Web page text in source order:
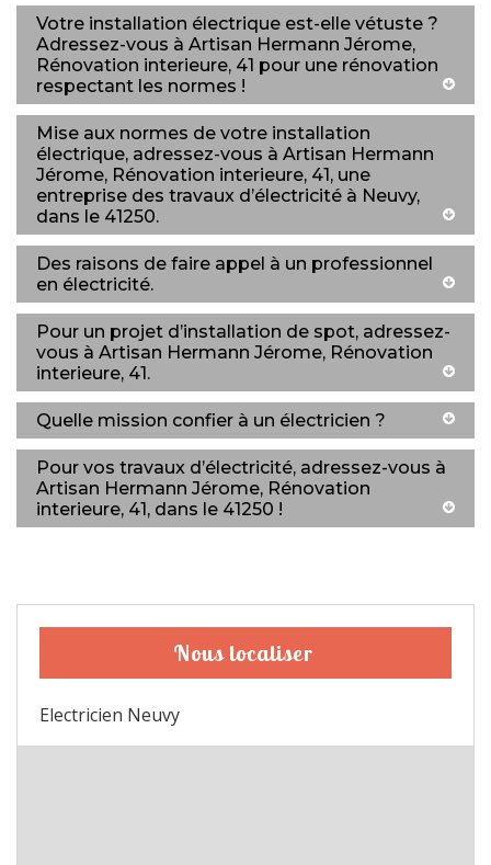
Votre installation électrique est-elle vétuste ?
Adressez-vous à Artisan Hermann Jérome,
Rénovation interieure, 41 pour une rénovation
respectant les normes !
Mise aux normes de votre installation
électrique, adressez-vous à Artisan Hermann
Jérome, Rénovation interieure, 41, une
entreprise des travaux d’électricité à Neuvy,
dans le 41250.
Des raisons de faire appel à un professionnel
en électricité.
Pour un projet d’installation de spot, adressez-
vous à Artisan Hermann Jérome, Rénovation
interieure, 41.
Quelle mission confier à un électricien ?
Pour vos travaux d’électricité, adressez-vous à
Artisan Hermann Jérome, Rénovation
interieure, 41, dans le 41250 !
Nous localiser
Electricien Neuvy